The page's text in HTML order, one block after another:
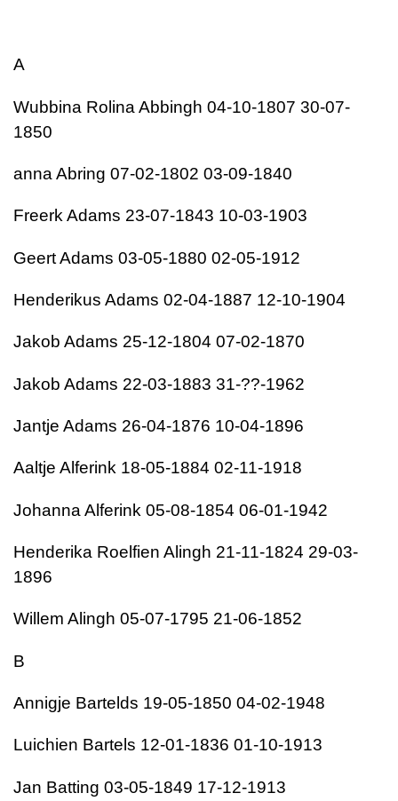
A
Wubbina Rolina Abbingh 04-10-1807 30-07-
1850
anna Abring 07-02-1802 03-09-1840
Freerk Adams 23-07-1843 10-03-1903
Geert Adams 03-05-1880 02-05-1912
Henderikus Adams 02-04-1887 12-10-1904
Jakob Adams 25-12-1804 07-02-1870
Jakob Adams 22-03-1883 31-??-1962
Jantje Adams 26-04-1876 10-04-1896
Aaltje Alferink 18-05-1884 02-11-1918
Johanna Alferink 05-08-1854 06-01-1942
Henderika Roelfien Alingh 21-11-1824 29-03-
1896
Willem Alingh 05-07-1795 21-06-1852
B
Annigje Bartelds 19-05-1850 04-02-1948
Luichien Bartels 12-01-1836 01-10-1913
Jan Batting 03-05-1849 17-12-1913